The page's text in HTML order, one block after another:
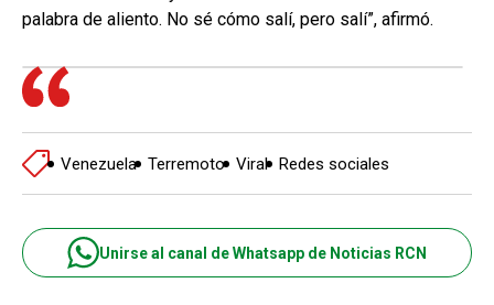
palabra de aliento. No sé cómo salí, pero salí”, afirmó.
Venezuela Terremoto Viral Redes sociales
Unirse al canal de Whatsapp de Noticias RCN